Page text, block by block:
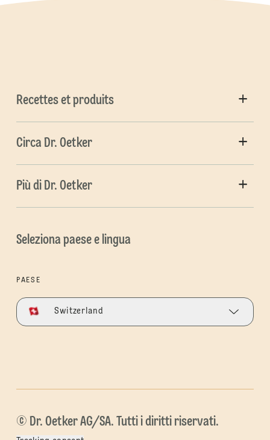
Recettes et produits
Circa Dr. Oetker
Più di Dr. Oetker
Seleziona paese e lingua
PAESE
Switzerland
© Dr. Oetker AG/SA. Tutti i diritti riservati.